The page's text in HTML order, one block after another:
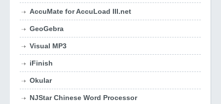
AccuMate for AccuLoad III.net
GeoGebra
Visual MP3
iFinish
Okular
NJStar Chinese Word Processor